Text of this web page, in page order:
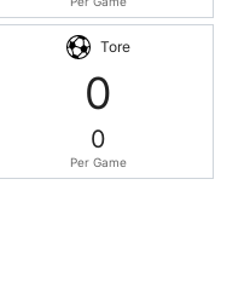
Tore
0
0
Per Game